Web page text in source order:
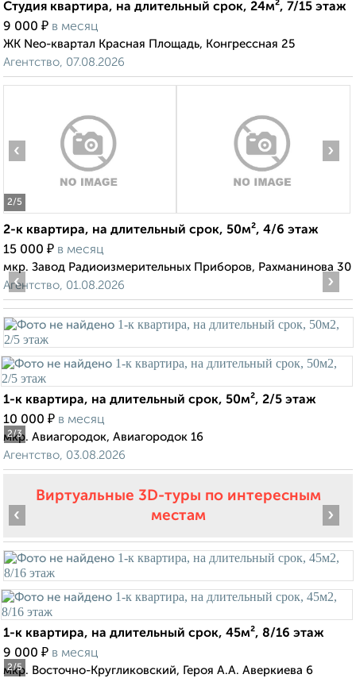
Студия квартира, на длительный срок, 24м², 7/15 этаж
9 000 ₽ в месяц
ЖК Neo-квартал Красная Площадь, Конгрессная 25
Агентство, 07.08.2026
2/5
‹ ›
2-к квартира, на длительный срок, 50м², 4/6 этаж
15 000 ₽ в месяц
мкр. Завод Радиоизмерительных Приборов, Рахманинова 30
Агентство, 01.08.2026
2/3
‹ ›
1-к квартира, на длительный срок, 50м², 2/5 этаж
10 000 ₽ в месяц
мкр. Авиагородок, Авиагородок 16
Агентство, 03.08.2026
Виртуальные 3D-туры по интересным
местам
2/5
‹ ›
1-к квартира, на длительный срок, 45м², 8/16 этаж
9 000 ₽ в месяц
мкр. Восточно-Кругликовский, Героя А.А. Аверкиева 6